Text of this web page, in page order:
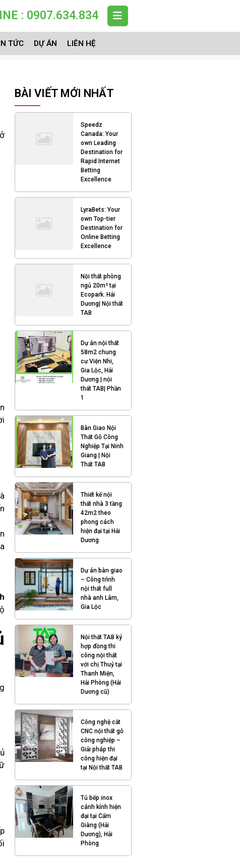
: 0907.634.834
TỨC DỰ ÁN LIÊN HỆ
BÀI VIẾT MỚI NHẤT
Speedz
Canada: Your
own Leading
Destination for
Rapid Internet
Betting
Excellence
LyraBets: Your
own Top-tier
Destination for
Online Betting
Excellence
Nội thất phòng
ngủ 20m² tại
Ecopark. Hải
Dương| Nội thất
TAB
Dự án nội thất
58m2 chung
cư Viện Nhi,
Gia Lộc, Hải
Dương | nội
thất TAB| Phần
1
Bàn Giao Nội
Thất Gỗ Công
Nghiệp Tại Ninh
Giang | Nội
Thất TAB
Thiết kế nội
thất nhà 3 tầng
42m2 theo
phong cách
hiện đại tại Hải
Dương
Dự án bàn giao
– Công trình
nội thất full
nhà anh Lâm,
Gia Lộc
Nội thất TAB ký
hợp đồng thi
công nội thất
với chị Thuỷ tại
Thanh Miện,
Hải Phòng (Hải
Dương cũ)
Công nghệ cắt
CNC nội thất gỗ
công nghiệp –
Giải pháp thi
công hiện đại
tại Nội thất TAB
Tủ bếp inox
cánh kính hiện
đại tại Cẩm
Giàng (Hải
Dương), Hải
Phòng